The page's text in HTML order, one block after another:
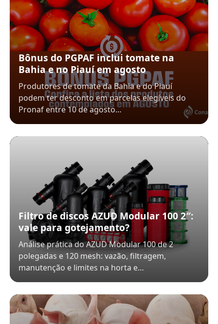
Bônus do PGPAF inclui tomate na
Bahia e no Piauí em agosto
Produtores de tomate da Bahia e do Piauí
podem ter desconto em parcelas elegíveis do
Pronaf entre 10 de agosto…
Filtro de discos AZUD Modular 100 2″:
vale para gotejamento?
Análise prática do AZUD Modular 100 de 2
polegadas e 120 mesh: vazão, filtragem,
manutenção e limites na horta e…